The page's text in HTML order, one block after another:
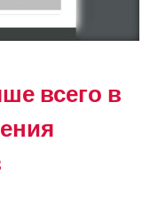
всего в